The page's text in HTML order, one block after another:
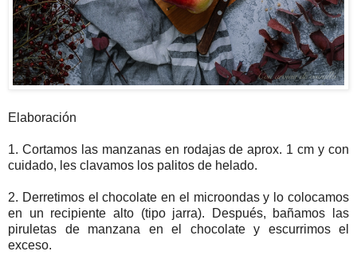
Elaboración
1. Cortamos las manzanas en rodajas de aprox. 1 cm y con
cuidado, les clavamos los palitos de helado.
2. Derretimos el chocolate en el microondas y lo colocamos
en un recipiente alto (tipo jarra). Después, bañamos las
piruletas de manzana en el chocolate y escurrimos el
exceso.